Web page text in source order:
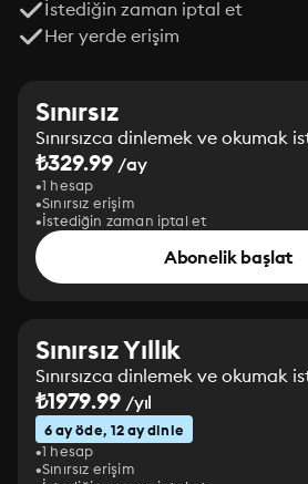
İstediğin zaman iptal et
Her yerde erişim
Sınırsız
Sınırsızca dinlemek ve okumak
₺329.99 /ay
1 hesap
Sınırsız erişim
İstediğin zaman iptal et
Abonelik başlat
Sınırsız Yıllık
Sınırsızca dinlemek ve okumak
₺1979.99/yıl
6 ay öde, 12 ay dinle
1 hesap
Sınırsız erişim